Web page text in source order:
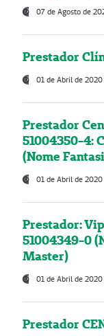
07 de Agosto de
Prestador
01 de Abril de 2020
Prestador
51004350-4:
(Nome
01 de Abril de 2020
Prestador:
51004349-0
Master)
01 de Abril de 2020
Prestador